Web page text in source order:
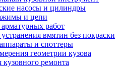
насосы и цилиндры
и цепи
работ
вмятин без покраски
и споттеры
геометрии кузова
кузовного ремонта